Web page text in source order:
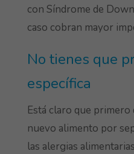
con Síndrome de
caso cobran mayor
No tienes que
específica
Está claro que
nuevo alimento por
las alergias